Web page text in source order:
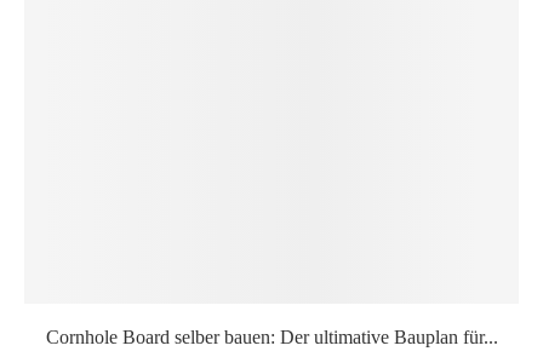
Cornhole Board selber bauen: Der ultimative Bauplan für...